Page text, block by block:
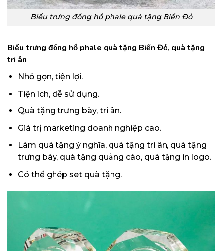
Biểu trưng đồng hồ phale quà tặng Biển Đỏ
Biểu trưng đồng hồ phale quà tặng Biển Đỏ, quà tặng
tri ân
Nhỏ gọn, tiện lợi.
Tiện ích, dễ sử dụng.
Quà tặng trưng bày, tri ân.
Giá trị marketing doanh nghiệp cao.
Làm quà tặng ý nghĩa, quà tặng tri ân, quà tặng
trưng bày, quà tặng quảng cáo, quà tặng in logo.
Có thể ghép set quà tặng.